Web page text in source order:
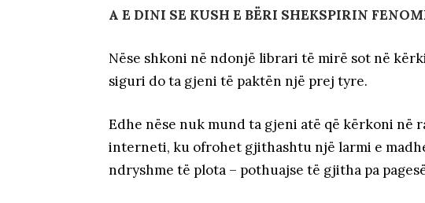
A E DINI SE KUSH E BËRI SHEKSPIRIN
Nëse shkoni në ndonjë librari të mirë sot në
siguri do ta gjeni të paktën një prej tyre.
Edhe nëse nuk mund ta gjeni atë që kërkoni në
interneti, ku ofrohet gjithashtu një larmi e
ndryshme të plota – pothuajse të gjitha pa